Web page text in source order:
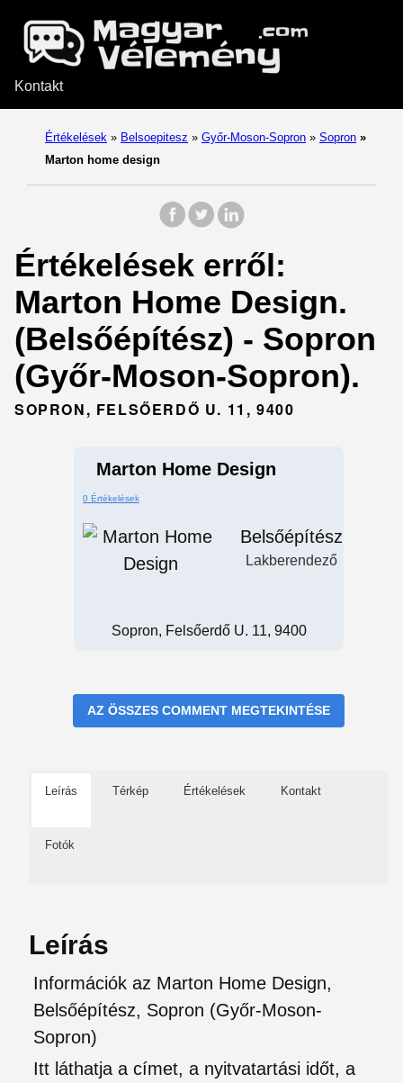
Kontakt
Értékelések » Belsoepitesz » Győr-Moson-Sopron » Sopron »
Marton home design
Értékelések erről:
Marton Home Design.
(Belsőépítész) - Sopron
(Győr-Moson-Sopron).
SOPRON, FELSŐERDŐ U. 11, 9400
Marton Home Design
0 Értékelések
Belsőépítész
Lakberendező
Sopron, Felsőerdő U. 11, 9400
AZ ÖSSZES COMMENT MEGTEKINTÉSE
Leírás Térkép Értékelések Kontakt
Fotók
Leírás
Információk az Marton Home Design,
Belsőépítész, Sopron (Győr-Moson-
Sopron)
Itt láthatja a címet, a nyitvatartási időt, a